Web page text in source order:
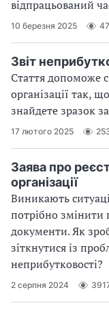
відпрацьований
10 березня 2025
Звіт
Стаття допоможе
організації так,
знайдете зразок
17 лютого 2025
Заява про
організації
Виникають
потрібно змінити
документи. Як
зіткнутися із
неприбутковості?
2 серпня 2024